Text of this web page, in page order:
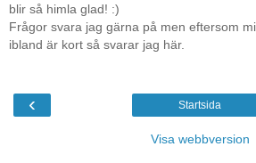
blir så himla glad! :)
Frågor svara jag gärna på men eftersom
ibland är kort så svarar jag här.
‹ Startsida
Visa webbversion